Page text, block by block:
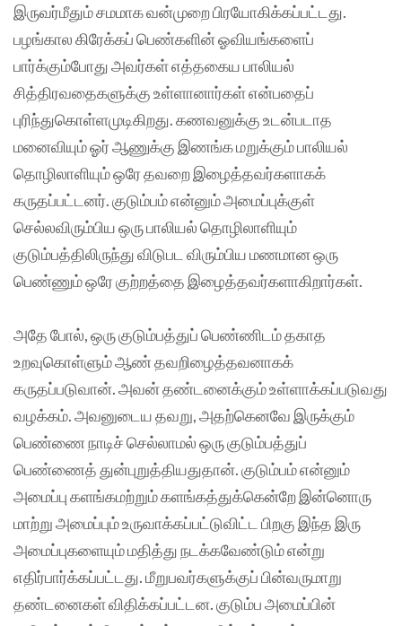
இருவர்மீதும் சமமாக வன்முறை பிரயோகிக்கப்பட்டது.
பழங்கால கிரேக்கப் பெண்களின் ஓவியங்களைப்
பார்க்கும்போது அவர்கள் எத்தகைய பாலியல்
சித்திரவதைகளுக்கு உள்ளானார்கள் என்பதைப்
புரிந்துகொள்ளமுடிகிறது. கணவனுக்கு உடன்படாத
மனைவியும் ஓர் ஆணுக்கு இணங்க மறுக்கும் பாலியல்
தொழிலாளியும் ஒரே தவறை இழைத்தவர்களாகக்
கருதப்பட்டனர். குடும்பம் என்னும் அமைப்புக்குள்
செல்லவிரும்பிய ஒரு பாலியல் தொழிலாளியும்
குடும்பத்திலிருந்து விடுபட விரும்பிய மணமான ஒரு
பெண்ணும் ஒரே குற்றத்தை இழைத்தவர்களாகிறார்கள்.
அதே போல், ஒரு குடும்பத்துப் பெண்ணிடம் தகாத
உறவுகொள்ளும் ஆண் தவறிழைத்தவனாகக்
கருதப்படுவான். அவன் தண்டனைக்கும் உள்ளாக்கப்படுவது
வழக்கம். அவனுடைய தவறு, அதற்கெனவே இருக்கும்
பெண்ணை நாடிச் செல்லாமல் ஒரு குடும்பத்துப்
பெண்ணைத் துன்புறுத்தியதுதான். குடும்பம் என்னும்
அமைப்பு களங்கமற்றும் களங்கத்துக்கென்றே இன்னொரு
மாற்று அமைப்பும் உருவாக்கப்பட்டுவிட்ட பிறகு இந்த இரு
அமைப்புகளையும் மதித்து நடக்கவேண்டும் என்று
எதிர்பார்க்கப்பட்டது. மீறுபவர்களுக்குப் பின்வருமாறு
தண்டனைகள் விதிக்கப்பட்டன. குடும்ப அமைப்பின்